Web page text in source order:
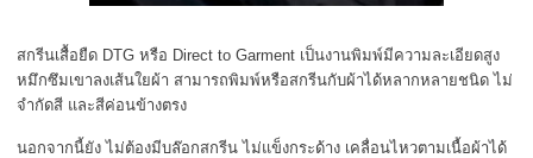
สกรีนเสื้อยืด DTG หรือ Direct to Garment เป็นงานพิมพ์มีความละเอียดสูง
หมึกซึมเขาลงเส้นใยผ้า สามารถพิมพ์หรือสกรีนกับผ้าได้หลากหลายชนิด ไม่
จำกัดสี และสีค่อนข้างตรง
นอกจากนี้ยัง ไม่ต้องมีบล๊อกสกรีน ไม่แข็งกระด้าง เคลื่อนไหวตามเนื้อผ้าได้